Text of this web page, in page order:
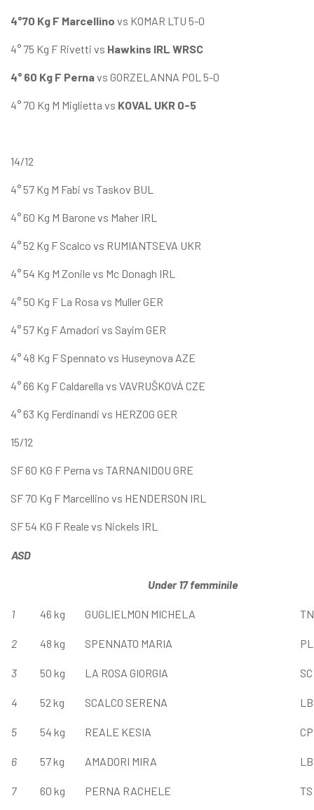
4°70 Kg F Marcellino vs KOMAR LTU 5-0
4° 75 Kg F Rivetti vs Hawkins IRL WRSC
4° 60 Kg F Pernavs GORZELANNA POL 5-0
4° 70 Kg M Miglietta vs KOVAL UKR 0-5
14/12
4° 57 Kg M Fabi vs Taskov BUL
4° 60 Kg M Barone vs Maher IRL
4° 52 Kg F Scalco vs RUMIANTSEVA UKR
4° 54 Kg M Zonile vs Mc Donagh IRL
4° 50 Kg F La Rosa vs Muller GER
4° 57 Kg F Amadori vs Sayim GER
4° 48 Kg F Spennato vs Huseynova AZE
4° 66 Kg F Caldarella vs VAVRUŠKOVÁ CZE
4° 63 Kg Ferdinandi vs HERZOG GER
15/12
SF 60 KG F Perna vs TARNANIDOU GRE
SF 70 Kg F Marcellino vs HENDERSON IRL
SF 54 KG F Reale vs Nickels IRL
ASD
Under 17 femminile
1 46 kg GUGLIELMON MICHELA TN
2 48 kg SPENNATO MARIA PL
3 50 kg LA ROSA GIORGIA SC
4 52 kg SCALCO SERENA LB
5 54 kg REALE KESIA CP
6 57 kg AMADORI MIRA LB
7 60 kg PERNA RACHELE TS